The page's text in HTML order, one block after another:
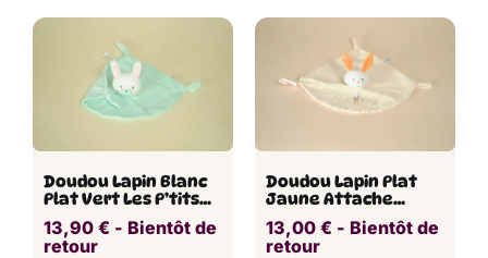
Doudou Lapin Blanc
Plat Vert Les P’tits
Féériques GIPSY
13,90 € ​ - Bientôt de
retour
Doudou Lapin Plat
Jaune Attache
Tétine GIPSY
13,00 € ​ - Bientôt de
retour